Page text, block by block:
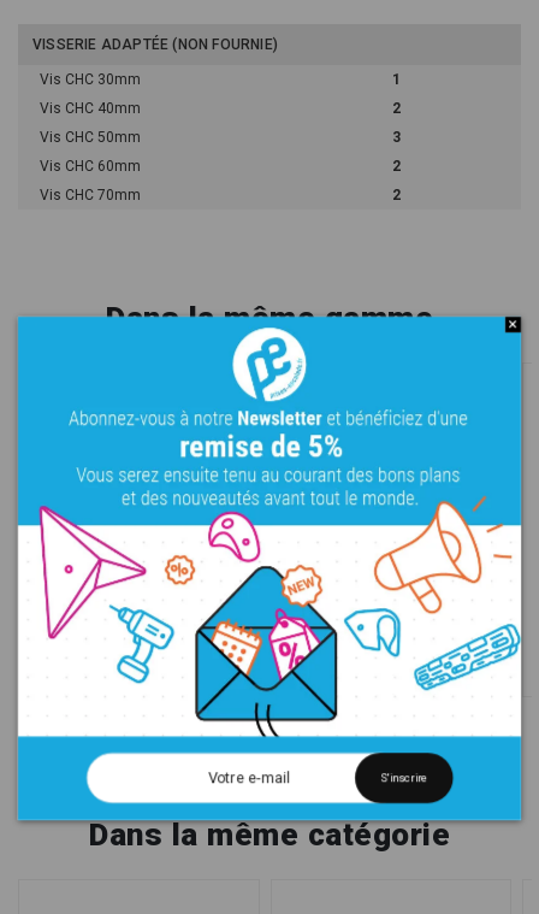
VISSERIE ADAPTÉE (NON FOURNIE)
Vis CHC 30mm
1
Vis CHC 40mm
2
Vis CHC 50mm
3
Vis CHC 60mm
2
Vis CHC 70mm
2
Dans la même gamme
Bleau - Jugs Edges 2
Bacs Règles PE
Bleau - Incut Edges 1
M Règles PE
120,00 €
Dans la même catégorie
S'inscrire